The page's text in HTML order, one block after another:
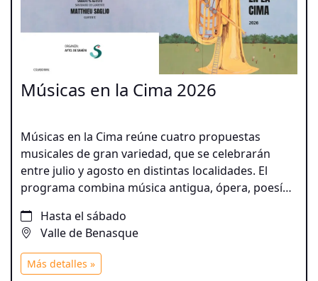
Músicas en la Cima 2026
Músicas en la Cima reúne cuatro propuestas
musicales de gran variedad, que se celebrarán
entre julio y agosto en distintas localidades. El
programa combina música antigua, ópera, poesía y
innovadoras del violonchelista Matthieu Saglio y un
recorrido por distintas épocas y estilos de la mano
de Ana Corellano y Tomás Basavilbaso. Una
programación que acerca la música clásica y de
Hasta el sábado
Valle de Benasque
Más detalles »